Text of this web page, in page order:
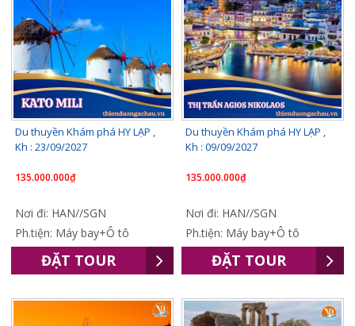
Du thuyền Khám phá HY LẠP ,
Kh : 23/09/2027
135.000.000₫
Nơi đi: HAN//SGN
Ph.tiện: Máy bay+Ô tô
ĐẶT TOUR
Du thuyền Khám phá HY LẠP ,
Kh : 09/09/2027
135.000.000₫
Nơi đi: HAN//SGN
Ph.tiện: Máy bay+Ô tô
ĐẶT TOUR